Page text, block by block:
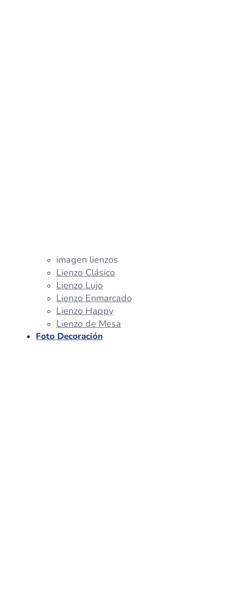
imagen lienzos
Lienzo Clásico
Lienzo Lujo
Lienzo Enmarcado
Lienzo Happy
Lienzo de Mesa
Foto Decoración